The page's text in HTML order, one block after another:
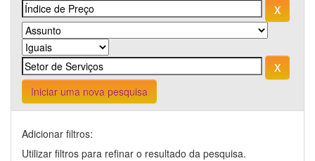
Iniciar uma nova pesquisa
Adicionar filtros:
Utilizar filtros para refinar o resultado da pesquisa.